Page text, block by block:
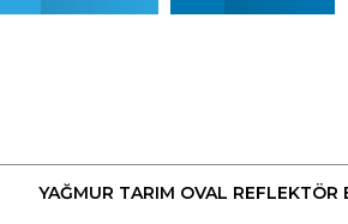
YAĞMUR TARIM OVAL REFLEKTÖR